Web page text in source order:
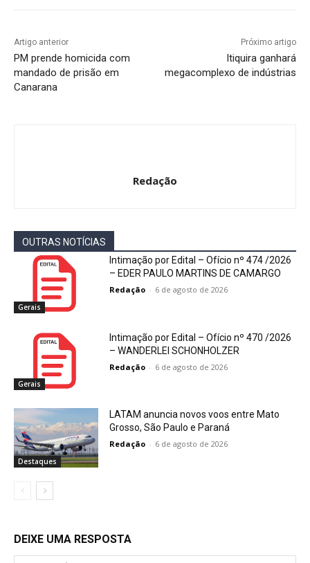
Artigo anterior
PM prende homicida com
mandado de prisão em
Canarana
Próximo artigo
Itiquira ganhará
megacomplexo de indústrias
Redação
OUTRAS NOTÍCIAS
Gerais
Intimação por Edital – Ofício nº 474 /2026
– EDER PAULO MARTINS DE CAMARGO
Redação - 6 de agosto de 2026
Gerais
Intimação por Edital – Ofício nº 470 /2026
– WANDERLEI SCHONHOLZER
Redação - 6 de agosto de 2026
Destaques
LATAM anuncia novos voos entre Mato
Grosso, São Paulo e Paraná
Redação - 6 de agosto de 2026
DEIXE UMA RESPOSTA